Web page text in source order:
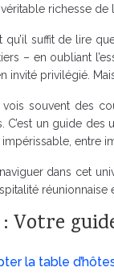
richesse
qu’il suffit de lire
– en oubliant
invité privilégié.
vois souvent des
C’est un guide
entre
dans cet
Votre
la table